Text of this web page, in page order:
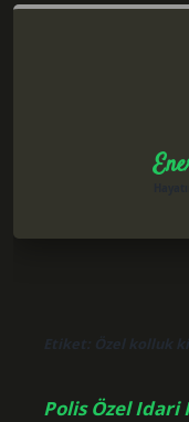
Etiket: Özel kolluk
Polis Özel